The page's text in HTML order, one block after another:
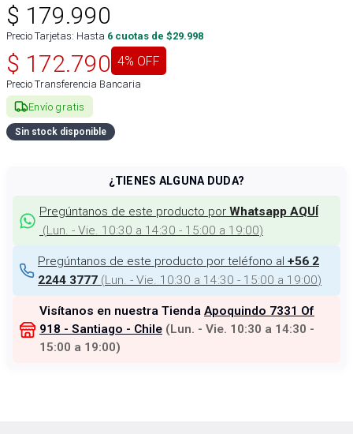
$ 179.990
Precio Tarjetas: Hasta 6 cuotas de $29.998
$ 172.790 4% OFF
Precio Transferencia Bancaria
Envío gratis
Sin stock disponible
¿TIENES ALGUNA DUDA?
Pregúntanos de este producto por Whatsapp AQUÍ
(Lun. - Vie. 10:30 a 14:30 - 15:00 a 19:00)
Pregúntanos de este producto por teléfono al +56 2
2244 3777 (Lun. - Vie. 10:30 a 14:30 - 15:00 a 19:00)
Visítanos en nuestra Tienda Apoquindo 7331 Of
918 - Santiago - Chile (Lun. - Vie. 10:30 a 14:30 -
15:00 a 19:00)